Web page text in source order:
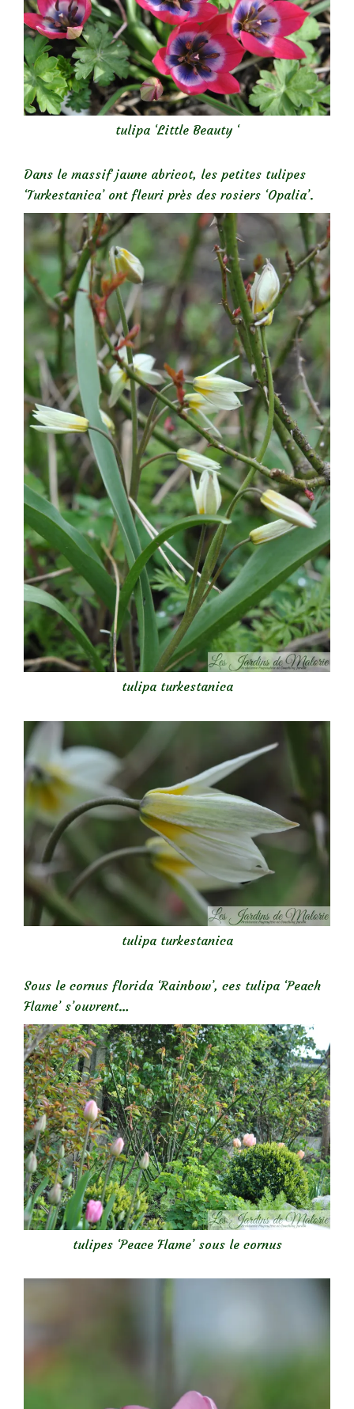
tulipa ‘Little Beauty ‘
Dans le massif jaune abricot, les petites tulipes
‘Turkestanica’ ont fleuri près des rosiers ‘Opalia’.
tulipa turkestanica
tulipa turkestanica
Sous le cornus florida ‘Rainbow’, ces tulipa ‘Peach
Flame’ s’ouvrent…
tulipes ‘Peace Flame’ sous le cornus